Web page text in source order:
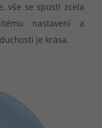
vše se spustí zcela
nastavení a
je krása.